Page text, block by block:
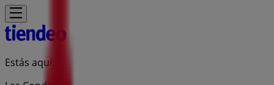
Estás aquí: